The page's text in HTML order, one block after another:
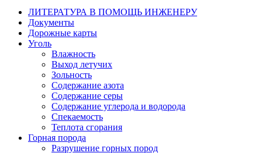
ЛИТЕРАТУРА В ПОМОЩЬ ИНЖЕНЕРУ
Документы
Дорожные карты
Уголь
Влажность
Выход летучих
Зольность
Содержание азота
Содержание серы
Содержание углерода и водорода
Спекаемость
Теплота сгорания
Горная порода
Разрушение горных пород